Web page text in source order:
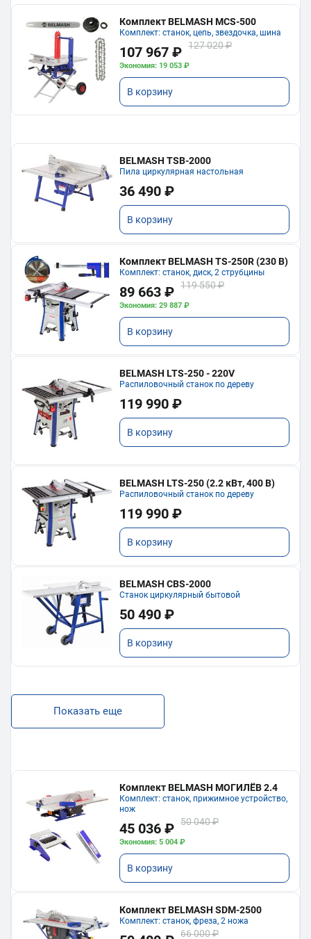
Комплект BELMASH MCS-500
Комплект: станок, цепь, звездочка, шина
107 967 ₽ 127 020 ₽
Экономия: 19 053 ₽
В корзину
BELMASH TSB-2000
Пила циркулярная настольная
36 490 ₽
В корзину
Комплект BELMASH TS-250R (230 В)
Комплект: станок, диск, 2 струбцины
89 663 ₽ 119 550 ₽
Экономия: 29 887 ₽
В корзину
BELMASH LTS-250 - 220V
Распиловочный станок по дереву
119 990 ₽
В корзину
BELMASH LTS-250 (2.2 кВт, 400 В)
Распиловочный станок по дереву
119 990 ₽
В корзину
BELMASH CBS-2000
Станок циркулярный бытовой
50 490 ₽
В корзину
Показать еще
Комплект BELMASH МОГИЛЁВ 2.4
Комплект: станок, прижимное устройство,
нож
45 036 ₽ 50 040 ₽
Экономия: 5 004 ₽
В корзину
Комплект BELMASH SDM-2500
Комплект: станок, фреза, 2 ножа
66 000 ₽